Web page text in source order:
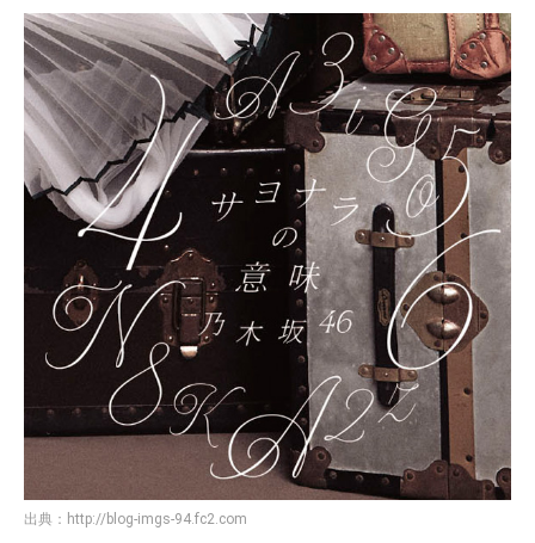
今やAKB48をも食ってしまう勢いで人気爆上げ中の乃木坂
46。やはりルックスの高いメンバーを中心に集めたことが功
を奏したのか、メンバーの人気にあまり偏りがないといった
特徴もある。いったい彼女たちはどこまでアイドル街道を走
り続けるのだろうか？
▼橋本奈々未の最後のシングル曲「サヨナラの意
味」が大人気！